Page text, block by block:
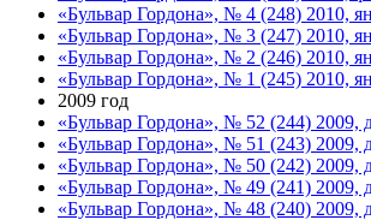
«Бульвар Гордона», № 4 (248) 2010,
«Бульвар Гордона», № 3 (247) 2010,
«Бульвар Гордона», № 2 (246) 2010,
«Бульвар Гордона», № 1 (245) 2010,
2009 год
«Бульвар Гордона», № 52 (244) 2009,
«Бульвар Гордона», № 51 (243) 2009,
«Бульвар Гордона», № 50 (242) 2009,
«Бульвар Гордона», № 49 (241) 2009,
«Бульвар Гордона», № 48 (240) 2009,